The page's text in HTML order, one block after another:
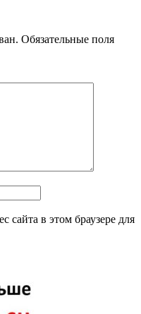
Обязательные поля
сайта в этом браузере для